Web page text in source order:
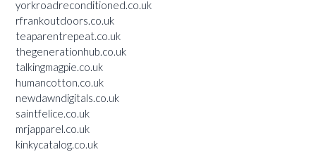
yorkroadreconditioned.co.uk
rfrankoutdoors.co.uk
teaparentrepeat.co.uk
thegenerationhub.co.uk
talkingmagpie.co.uk
humancotton.co.uk
newdawndigitals.co.uk
saintfelice.co.uk
mrjapparel.co.uk
kinkycatalog.co.uk